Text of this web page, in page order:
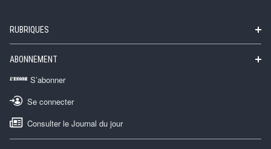
RUBRIQUES
ABONNEMENT
S’abonner
Se connecter
Consulter le Journal du jour